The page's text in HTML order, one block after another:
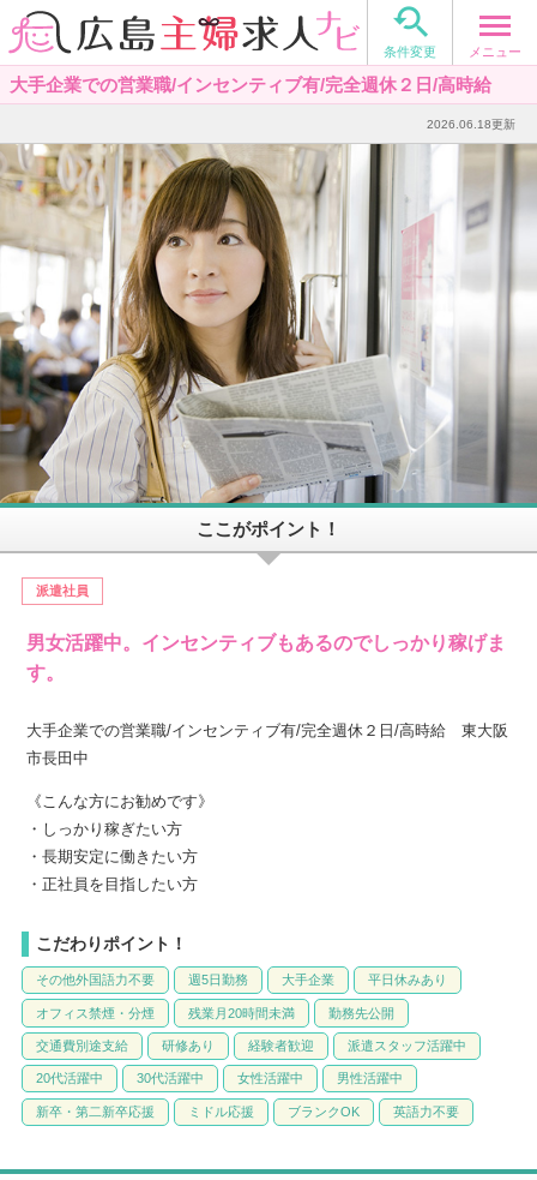

条件変更 メニュー
大手企業での営業職/インセンティブ有/完全週休２日/高時給
2026.06.18更新
ここがポイント！
派遣社員
男女活躍中。インセンティブもあるのでしっかり稼げま
す。
大手企業での営業職/インセンティブ有/完全週休２日/高時給 東大阪
市長田中
《こんな方にお勧めです》
・しっかり稼ぎたい方
・長期安定に働きたい方
・正社員を目指したい方
こだわりポイント！
その他外国語力不要 週5日勤務 大手企業 平日休みあり
オフィス禁煙・分煙 残業月20時間未満 勤務先公開
交通費別途支給 研修あり 経験者歓迎 派遣スタッフ活躍中
20代活躍中 30代活躍中 女性活躍中 男性活躍中
新卒・第二新卒応援 ミドル応援 ブランクOK 英語力不要